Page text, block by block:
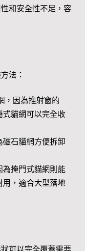
和安全性不足，容
法：
，因為推射窗的
式貓網可以完全收
磁石貓網方便拆卸
為掩門式貓網則能
用，適合大型落地